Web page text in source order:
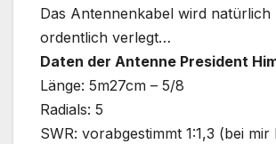
Das Antennenkabel wird natürlich
ordentlich verlegt…
Daten der Antenne President
Länge: 5m27cm – 5/8
Radials: 5
SWR: vorabgestimmt 1:1,3 (bei mir